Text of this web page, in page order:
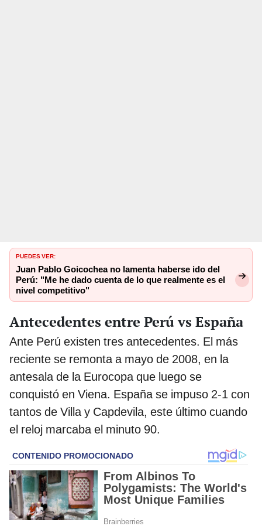
PUEDES VER:
Juan Pablo Goicochea no lamenta haberse ido del
Perú: "Me he dado cuenta de lo que realmente es el
nivel competitivo"
Antecedentes entre Perú vs España
Ante Perú existen tres antecedentes. El más
reciente se remonta a mayo de 2008, en la
antesala de la Eurocopa que luego se
conquistó en Viena. España se impuso 2-1 con
tantos de Villa y Capdevila, este último cuando
el reloj marcaba el minuto 90.